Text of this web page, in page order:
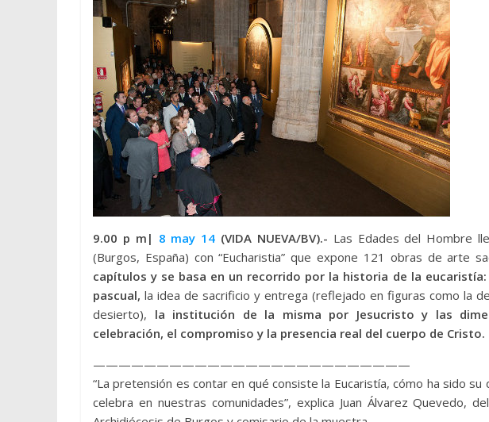
9.00 p m| 8 may 14 (VIDA NUEVA/BV).- Las Edades del Hombre
(Burgos, España) con “Eucharistia” que expone 121 obras de arte
capítulos y se basa en un recorrido por la historia de la
pascual, la idea de sacrificio y entrega (reflejado en figuras como la
desierto), la institución de la misma por Jesucristo y las
celebración, el compromiso y la presencia real del cuerpo de Cristo.
—————————————————————————
“La pretensión es contar en qué consiste la Eucaristía, cómo ha sido
celebra en nuestras comunidades”, explica Juan Álvarez Quevedo,